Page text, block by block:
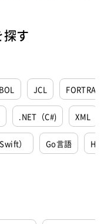
探す
JCL FORTRAN
.NET（C#) XML
） Go言語